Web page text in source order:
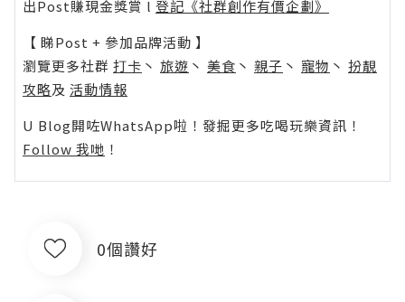
出Post賺現金獎賞 l 登記《社群創作有價企劃》
【 睇Post + 參加品牌活動 】
瀏覽更多社群 打卡 丶 旅遊 丶 美食 丶 親子 丶 寵物 丶 扮靚
攻略及 活動情報
U Blog開咗WhatsApp啦！發掘更多吃喝玩樂資訊！
Follow 我哋 ！
0個讚好